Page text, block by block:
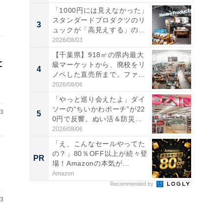
3
「1000円には見えなかった」
スタンダードプロダクツのリ
ュックが「高見えする」の...
2026/08/03
4
【千葉県】918㎡の県内最大
級マーケットから、廃校をリ
ノベした直売所まで。ファ
ー...
2026/08/06
5
「やっと巡り会えたよ」ダイ
ソーの“ちいかわポーチ”が22
0円で反響。ぬい活＆防災...
2026/08/06
PR
「え、こんなセールやってた
の？」80％OFF以上が続々登
場！Amazonの本気が...
Amazon
Recommended by